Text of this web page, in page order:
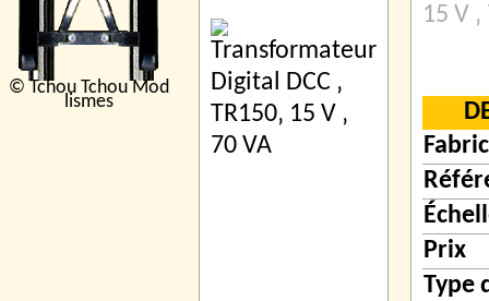
© Tchou Tchou Mod
lismes
15 V
Prix
Type